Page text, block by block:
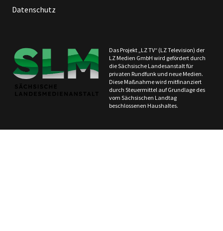
Datenschutz
Das Projekt „LZ TV“ (LZ Television) der
LZ Medien GmbH wird gefördert durch
die Sächsische Landesanstalt für
privaten Rundfunk und neue Medien.
Diese Maßnahme wird mitfinanziert
durch Steuermittel auf Grundlage des
vom Sächsischen Landtag
beschlossenen Haushaltes.